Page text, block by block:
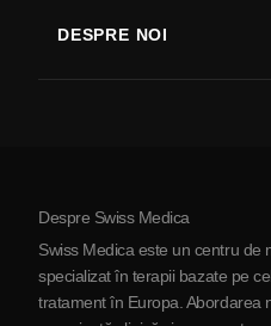
Boala Parkinson
Artrită
DESPRE NOI
Despre Serbia
Parteneriat
Despre Swiss Medica
Swiss Medica este un centru de
specializat în terapii bazate pe
tratament în Europa. Abordarea